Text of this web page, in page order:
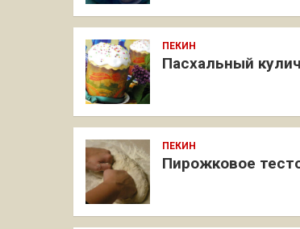
ПЕКИН
Пасхальный кулич
ПЕКИН
Пирожковое